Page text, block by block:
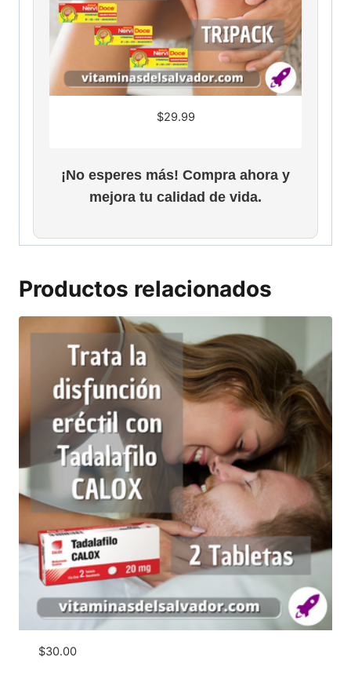
$29.99
¡No esperes más! Compra ahora y
mejora tu calidad de vida.
Productos relacionados
$30.00